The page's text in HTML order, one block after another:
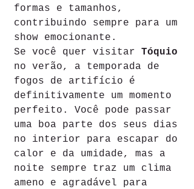
formas e tamanhos,
contribuindo sempre para um
show emocionante.
Se você quer visitar Tóquio
no verão, a temporada de
fogos de artifício é
definitivamente um momento
perfeito. Você pode passar
uma boa parte dos seus dias
no interior para escapar do
calor e da umidade, mas a
noite sempre traz um clima
ameno e agradável para